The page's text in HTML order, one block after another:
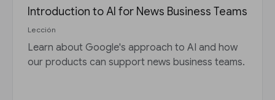
Introduction to AI for News Business Teams
Lección
Learn about Google's approach to AI and how
our products can support news business teams.